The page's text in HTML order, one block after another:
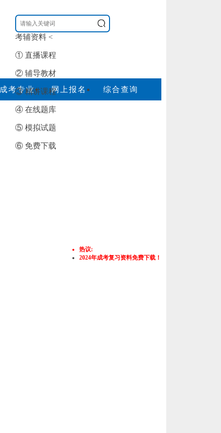
考辅资料 <
① 直播课程
② 辅导教材
③ 精讲课程
④ 在线题库
⑤ 模拟试题
⑥ 免费下载
成考专业 网上报名
综合查询
热议:
2024年成考复习资料免费下载！